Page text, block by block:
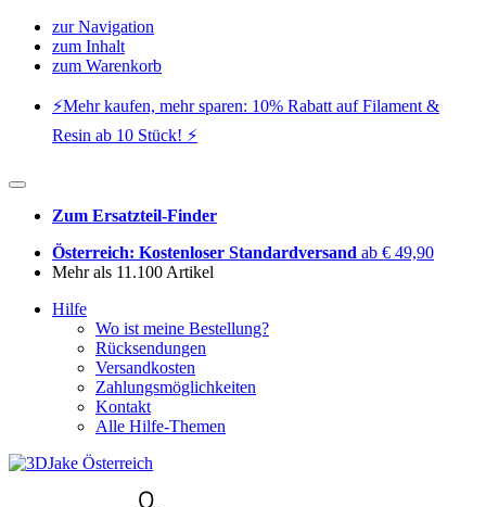
zur Navigation
zum Inhalt
zum Warenkorb
⚡️Mehr kaufen, mehr sparen: 10% Rabatt auf Filament &
Resin ab 10 Stück! ⚡️
Zum Ersatzteil-Finder
Österreich: Kostenloser Standardversand ab € 49,90
Mehr als 11.100 Artikel
Hilfe
Wo ist meine Bestellung?
Rücksendungen
Versandkosten
Zahlungsmöglichkeiten
Kontakt
Alle Hilfe-Themen